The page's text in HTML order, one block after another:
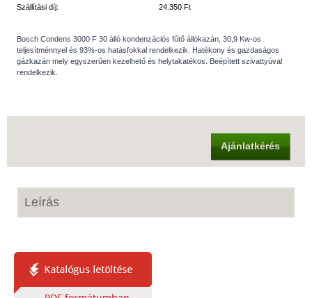
Szállítási díj: 24.350 Ft
Bosch Condens 3000 F 30 álló kondenzációs fűtő állókazán, 30,9 Kw-os
teljesítménnyel és 93%-os hatásfokkal rendelkezik.
Hatékony és gazdaságos
gázkazán mely egyszerűen kezelhető és helytakatékos. Beépített szivattyúval
rendelkezik.
Ajánlatkérés
Leírás